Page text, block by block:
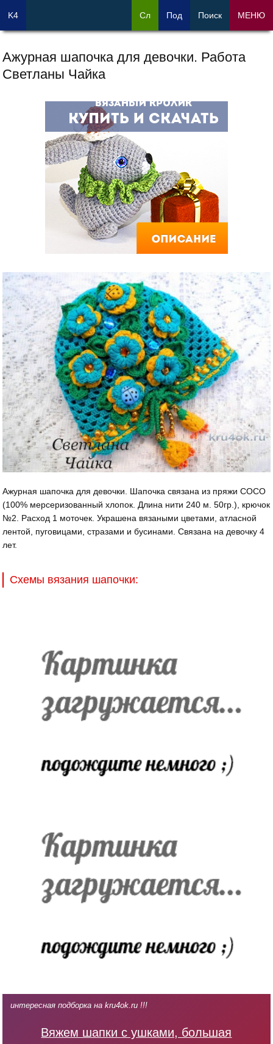
Ажурная шапочка для девочки. Работа
Светланы Чайка
Ажурная шапочка для девочки. Шапочка связана из пряжи СОСО
(100% мерсеризованный хлопок. Длина нити 240 м. 50гр.), крючок
№2. Расход 1 моточек. Украшена вязаными цветами, атласной
лентой, пуговицами, стразами и бусинами. Связана на девочку 4
лет.
Схемы вязания шапочки:
интересная подборка на kru4ok.ru !!!
Вяжем шапки с ушками, большая
K4 Сл Под Поиск МЕНЮ